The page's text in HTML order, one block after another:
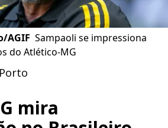
AGIF Sampaoli se impressiona
do Atlético-MG
mira